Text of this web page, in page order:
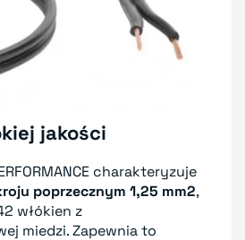
jakości
charakteryzuje
poprzecznym 1,25 mm2,
włókien z
miedzi. Zapewnia to